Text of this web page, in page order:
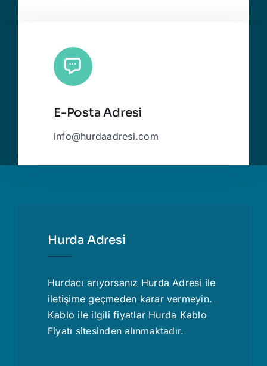
E-Posta Adresi
info@hurdaadresi.com
Hurda Adresi
Hurdacı arıyorsanız Hurda Adresi ile
iletişime geçmeden karar vermeyin.
Kablo ile ilgili fiyatlar Hurda Kablo
Fiyatı sitesinden alınmaktadır.